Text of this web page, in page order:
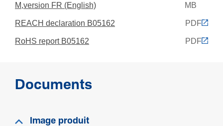
M,version FR (English)
MB
REACH declaration B05162 PDF
RoHS report B05162 PDF
Documents
Image produit